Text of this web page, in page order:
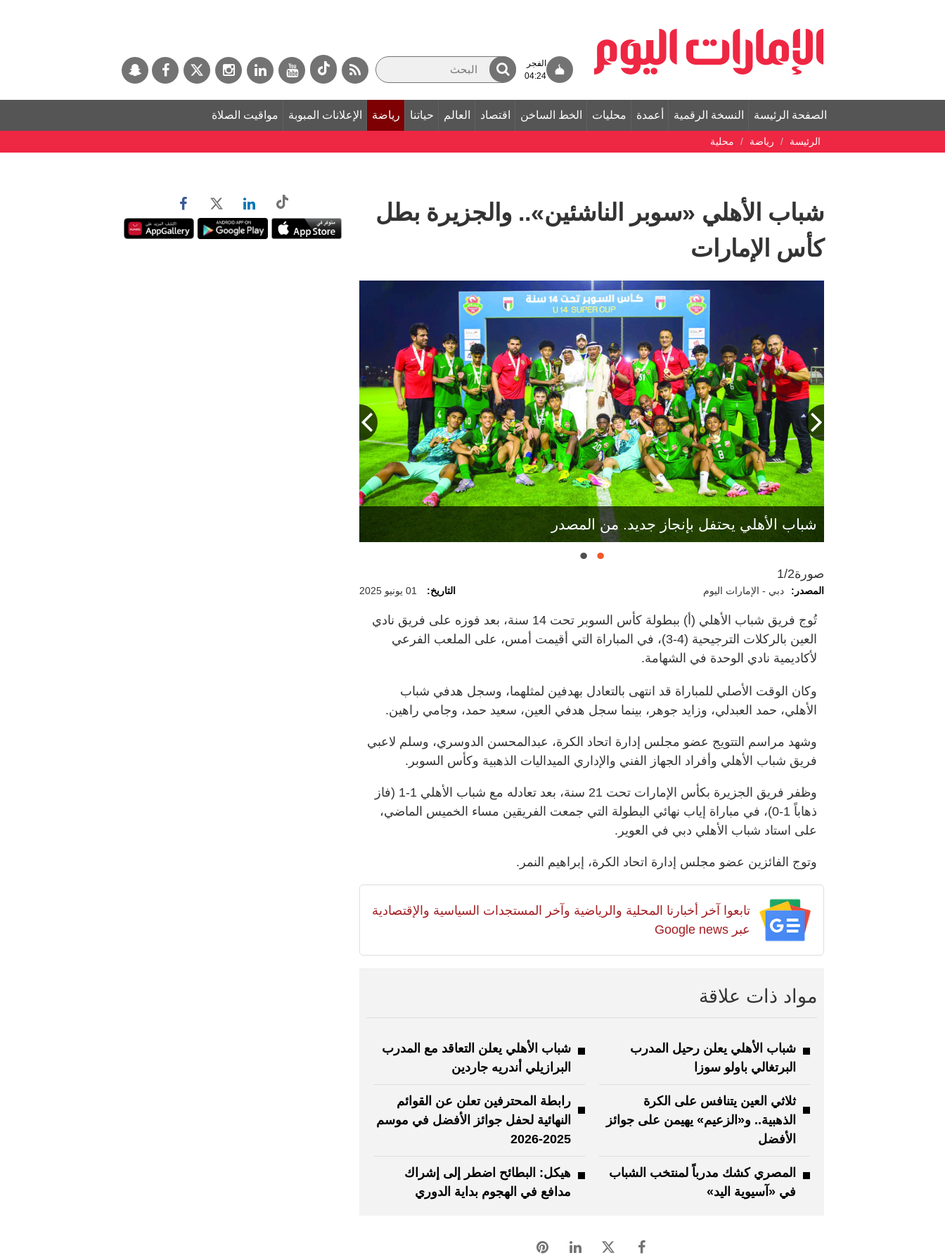
الفجر
04:24
الصفحة الرئيسة النسخة الرقمية أعمدة محليات الخط الساخن اقتصاد العالم حياتنا رياضة الإعلانات المبوبة مواقيت الصلاة
الرئيسة رياضة محلية
شباب الأهلي «سوبر الناشئين».. والجزيرة بطل
كأس الإمارات
شباب الأهلي يحتفل بإنجاز جديد. من المصدر
نجوم الجزيرة خلال التتويج. من المصدر
صورة1/2
المصدر: دبي - الإمارات اليوم التاريخ: 01 يونيو 2025
تُوج فريق شباب الأهلي (أ) ببطولة كأس السوبر تحت 14 سنة، بعد فوزه على فريق نادي
العين بالركلات الترجيحية (4-3)، في المباراة التي أقيمت أمس، على الملعب الفرعي
لأكاديمية نادي الوحدة في الشهامة.
وكان الوقت الأصلي للمباراة قد انتهى بالتعادل بهدفين لمثلهما، وسجل هدفي شباب
الأهلي، حمد العبدلي، وزايد جوهر، بينما سجل هدفي العين، سعيد حمد، وجامي راهين.
وشهد مراسم التتويج عضو مجلس إدارة اتحاد الكرة، عبدالمحسن الدوسري، وسلم لاعبي
فريق شباب الأهلي وأفراد الجهاز الفني والإداري الميداليات الذهبية وكأس السوبر.
وظفر فريق الجزيرة بكأس الإمارات تحت 21 سنة، بعد تعادله مع شباب الأهلي 1-1 (فاز
ذهاباً 1-0)، في مباراة إياب نهائي البطولة التي جمعت الفريقين مساء الخميس الماضي،
على استاد شباب الأهلي دبي في العوير.
وتوج الفائزين عضو مجلس إدارة اتحاد الكرة، إبراهيم النمر.
تابعوا آخر أخبارنا المحلية والرياضية وآخر المستجدات السياسية والإقتصادية
عبر Google news
مواد ذات علاقة
شباب الأهلي يعلن رحيل المدرب
البرتغالي باولو سوزا
شباب الأهلي يعلن التعاقد مع المدرب
البرازيلي أندريه جاردين
ثلاثي العين يتنافس على الكرة
الذهبية.. و«الزعيم» يهيمن على جوائز
الأفضل
رابطة المحترفين تعلن عن القوائم
النهائية لحفل جوائز الأفضل في موسم
2025-2026
المصري كشك مدرباً لمنتخب الشباب
في «آسيوية اليد»
هيكل: البطائح اضطر إلى إشراك
مدافع في الهجوم بداية الدوري